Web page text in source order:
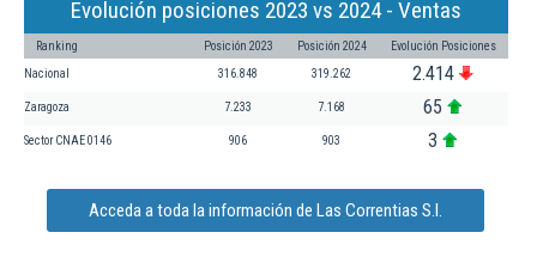
Evolución posiciones 2023 vs 2024 - Ventas
Ranking Posición 2023 Posición 2024 Evolución Posiciones
Nacional 316.848 319.262 2.414
Zaragoza 7.233 7.168 65
Sector CNAE 0146 906 903 3
Acceda a toda la información de Las Correntias S.l.